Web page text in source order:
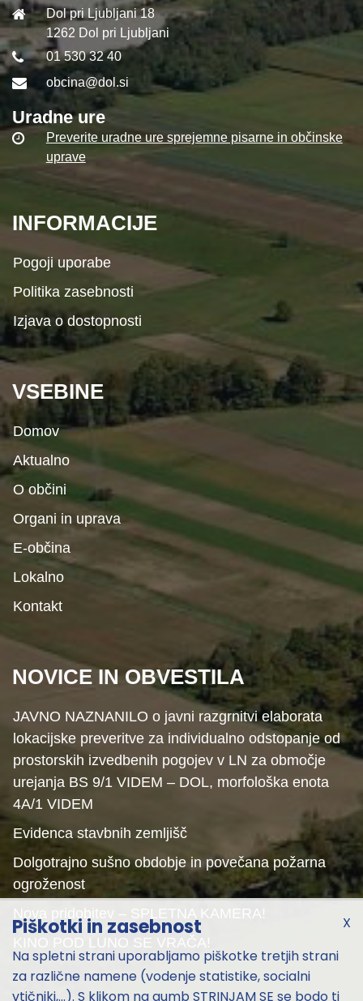
Dol pri Ljubljani 18
1262 Dol pri Ljubljani
01 530 32 40
obcina@dol.si
Uradne ure
Preverite uradne ure sprejemne pisarne in občinske
uprave
INFORMACIJE
Pogoji uporabe
Politika zasebnosti
Izjava o dostopnosti
VSEBINE
Domov
Aktualno
O občini
Organi in uprava
E-občina
Lokalno
Kontakt
NOVICE IN OBVESTILA
JAVNO NAZNANILO o javni razgrnitvi elaborata
lokacijske preveritve za individualno odstopanje od
prostorskih izvedbenih pogojev v LN za območje
urejanja BS 9/1 VIDEM – DOL, morfološka enota
4A/1 VIDEM
Evidenca stavbnih zemljišč
Dolgotrajno sušno obdobje in povečana požarna
ogroženost
Nova pridobitev – SPLETNA KAMERA!
KINO POD LUNO SE VRAČA!
X
Piškotki in zasebnost
Na spletni strani uporabljamo piškotke tretjih strani
za različne namene (vodenje statistike, socialni
vtičniki,...). S klikom na gumb STRINJAM SE se bodo ti